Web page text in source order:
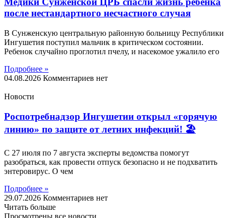
после нестандартного несчастного случая
В Сунженскую центральную районную больницу Республики
Ингушетия поступил мальчик в критическом состоянии.
Ребенок случайно проглотил пчелу, и насекомое ужалило его
Подробнее »
04.08.2026 Комментариев нет
Новости
Роспотребнадзор Ингушетии открыл «горячую
линию» по защите от летних инфекций! 🏖
С 27 июля по 7 августа эксперты ведомства помогут
разобраться, как провести отпуск безопасно и не подхватить
энтеровирус. О чем
Подробнее »
29.07.2026 Комментариев нет
Читать больше
Просмотрены все новости